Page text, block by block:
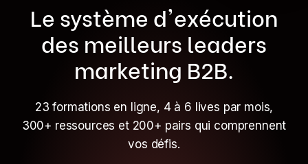
Librairie
Teams
Se connecter
Rejoindre
Le système d'exécution
des meilleurs leaders
marketing B2B.
23 formations en ligne, 4 à 6 lives par mois,
300+ ressources et 200+ pairs qui comprennent
vos défis.